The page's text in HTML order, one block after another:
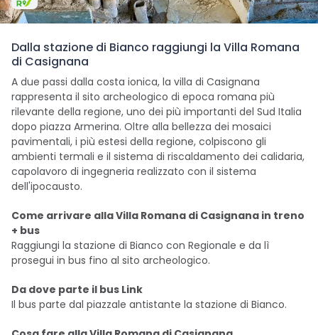
Dalla stazione di Bianco raggiungi la Villa Romana
di Casignana
A due passi dalla costa ionica, la villa di Casignana
rappresenta il sito archeologico di epoca romana più
rilevante della regione, uno dei più importanti del Sud Italia
dopo piazza Armerina. Oltre alla bellezza dei mosaici
pavimentali, i più estesi della regione, colpiscono gli
ambienti termali e il sistema di riscaldamento dei calidaria,
capolavoro di ingegneria realizzato con il sistema
dell'ipocausto.
Come arrivare alla Villa Romana di Casignana in treno
+ bus
Raggiungi la stazione di Bianco con Regionale e da lì
prosegui in bus fino al sito archeologico.
Da dove parte il bus Link
Il bus parte dal piazzale antistante la stazione di Bianco.